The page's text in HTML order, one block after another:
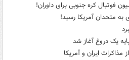
فوتبال کره جنوبی برای داوران!
متحدان آمریکا رسید!
یک دروغ آغاز شد
مذاکرات ایران و آمریکا